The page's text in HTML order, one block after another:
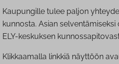
Kaupungille tulee paljon
kunnosta. Asian
ELY-keskuksen
Klikkaamalla linkkiä näyttöön